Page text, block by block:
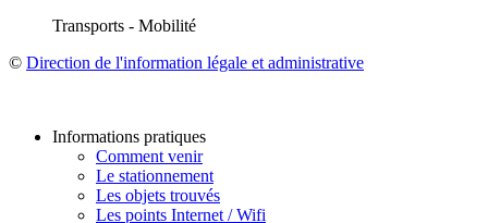
Transports - Mobilité
© Direction de l'information légale et administrative
Informations pratiques
Comment venir
Le stationnement
Les objets trouvés
Les points Internet / Wifi